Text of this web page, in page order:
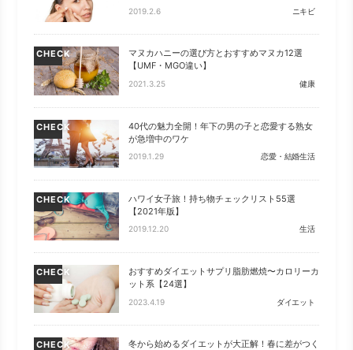
2019.2.6 ニキビ
CHECK
マヌカハニーの選び方とおすすめマヌカ12選
【UMF・MGO違い】
2021.3.25 健康
CHECK
40代の魅力全開！年下の男の子と恋愛する熟女
が急増中のワケ
2019.1.29 恋愛・結婚生活
CHECK
ハワイ女子旅！持ち物チェックリスト55選
【2021年版】
2019.12.20 生活
CHECK
おすすめダイエットサプリ脂肪燃焼〜カロリーカ
ット系【24選】
2023.4.19 ダイエット
CHECK
冬から始めるダイエットが大正解！春に差がつく